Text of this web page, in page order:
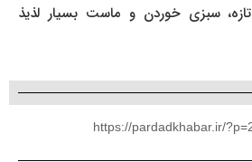
سبزی خوردن و ماست بسیار لذیذ
https://pardadkhabar.ir/